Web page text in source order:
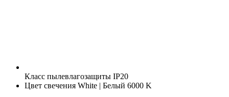
Класс пылевлагозащиты IP20
Цвет свечения White | Белый 6000 K